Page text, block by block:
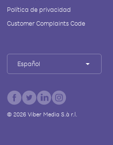
Política de privacidad
Customer Complaints Code
Español
© 2026Viber Media S.à r.l.